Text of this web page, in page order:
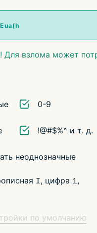
взлома может
0-9
!@#$%^ и т. д.
неоднозначные
I, цифра 1,
по умолчанию